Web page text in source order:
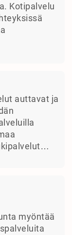
Kotipalvelu
auttavat ja
myöntää